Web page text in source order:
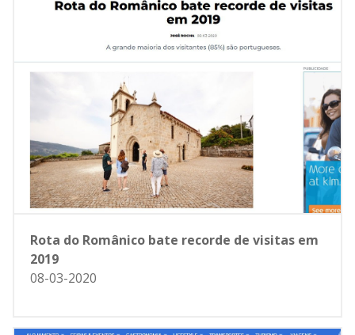
Rota do Românico bate recorde de visitas em
2019
08-03-2020